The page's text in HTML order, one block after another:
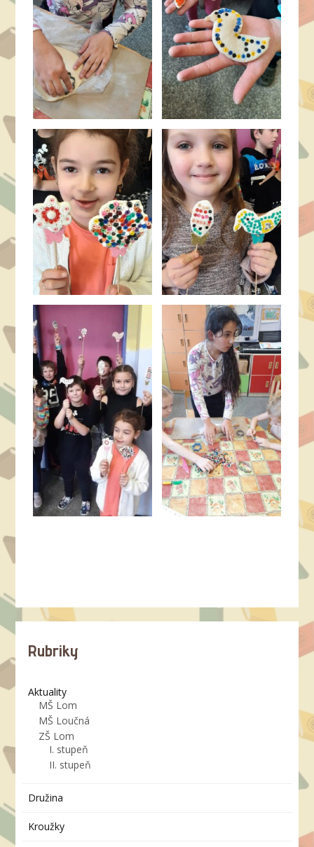
Rubriky
Aktuality
MŠ Lom
MŠ Loučná
ZŠ Lom
I. stupeň
II. stupeň
Družina
Kroužky